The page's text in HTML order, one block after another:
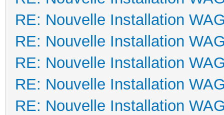
RE: Nouvelle Installation
RE: Nouvelle Installation
RE: Nouvelle Installation
RE: Nouvelle Installation
RE: Nouvelle Installation